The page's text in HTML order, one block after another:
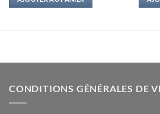
CONDITIONS GÉNÉRALES DE